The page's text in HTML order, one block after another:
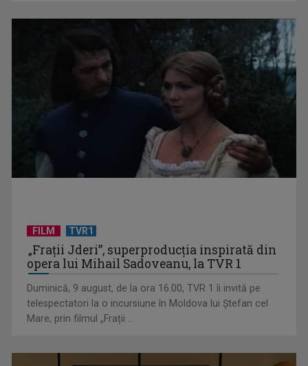
„Spune-mi”, piesa Monicăi Anghel – a patra cea mai votată
TVR lansează un apel pentru proiecte de emisiuni
FILM TVR1
„Frații Jderi”, superproducția inspirată din
opera lui Mihail Sadoveanu, la TVR 1
Duminică, 9 august, de la ora 16.00, TVR 1 îi invită pe
telespectatori la o incursiune în Moldova lui Ștefan cel
Mare, prin filmul „Frații ...